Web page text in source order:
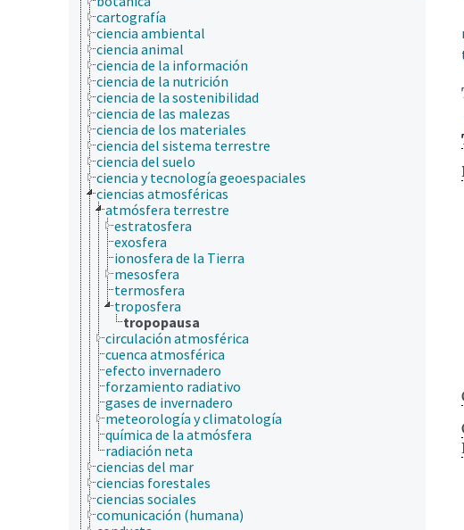
cartografía
ciencia ambiental
ciencia animal
ciencia de la información
ciencia de la nutrición
ciencia de la sostenibilidad
ciencia de las malezas
ciencia de los materiales
ciencia del sistema terrestre
ciencia del suelo
ciencia y tecnología geoespaciales
ciencias atmosféricas
atmósfera terrestre
estratosfera
exosfera
ionosfera de la Tierra
mesosfera
termosfera
troposfera
tropopausa
circulación atmosférica
cuenca atmosférica
efecto invernadero
forzamiento radiativo
gases de invernadero
meteorología y climatología
química de la atmósfera
radiación neta
ciencias del mar
ciencias forestales
ciencias sociales
comunicación (humana)